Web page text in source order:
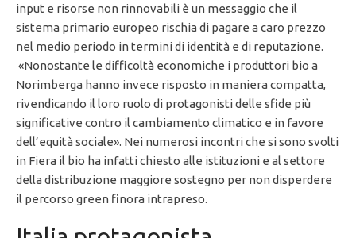
input e risorse non rinnovabili è un messaggio che il
sistema primario europeo rischia di pagare a caro prezzo
nel medio periodo in termini di identità e di reputazione.
«Nonostante le difficoltà economiche i produttori bio a
Norimberga hanno invece risposto in maniera compatta,
rivendicando il loro ruolo di protagonisti delle sfide più
significative contro il cambiamento climatico e in favore
dell’equità sociale». Nei numerosi incontri che si sono svolti
in Fiera il bio ha infatti chiesto alle istituzioni e al settore
della distribuzione maggiore sostegno per non disperdere
il percorso green finora intrapreso.